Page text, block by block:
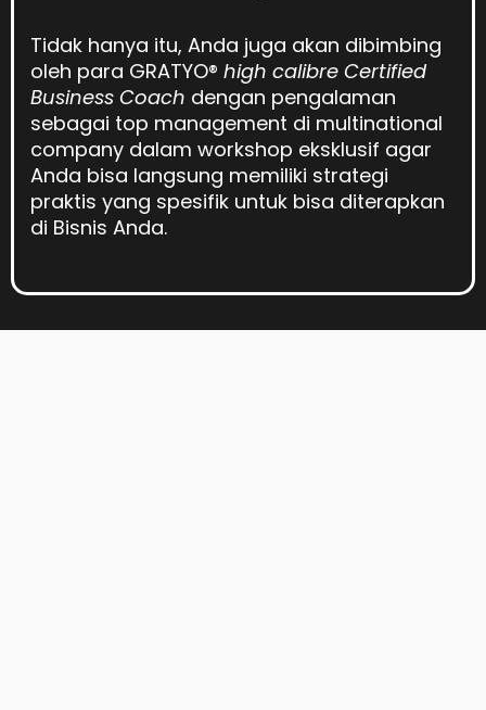
Tidak hanya itu, Anda juga akan dibimbing
oleh para GRATYO® high calibre Certified
Business Coach dengan pengalaman
sebagai top management di multinational
company dalam workshop eksklusif agar
Anda bisa langsung memiliki strategi
praktis yang spesifik untuk bisa diterapkan
di Bisnis Anda.